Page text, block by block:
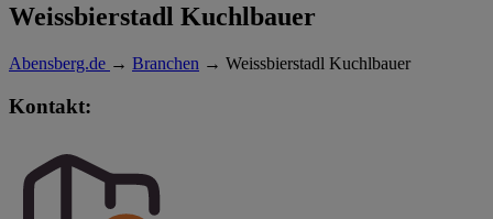
Weissbierstadl Kuchlbauer
Abensberg.de → Branchen → Weissbierstadl Kuchlbauer
Kontakt: